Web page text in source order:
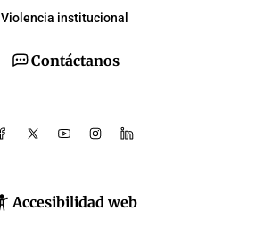
Contáctanos
Accesibilidad web
Violencia institucional